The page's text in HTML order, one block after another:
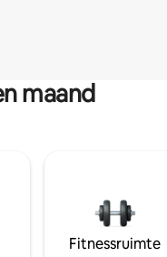
maand
Fitnessruimte